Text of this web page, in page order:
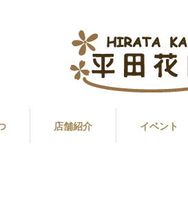
店舗紹介 イベント